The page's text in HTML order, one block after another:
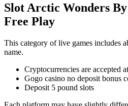
Slot Arctic Wonders
Free Play
This category of live games includes
name.
Cryptocurrencies are accepted
Gogo casino no deposit bonus
Deposit 5 pound slots